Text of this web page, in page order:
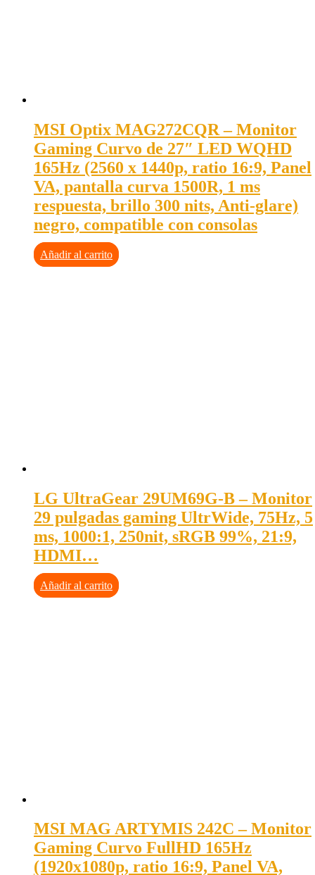
MSI Optix MAG272CQR – Monitor
Gaming Curvo de 27″ LED WQHD
165Hz (2560 x 1440p, ratio 16:9, Panel
VA, pantalla curva 1500R, 1 ms
respuesta, brillo 300 nits, Anti-glare)
negro, compatible con consolas
Añadir al carrito
LG UltraGear 29UM69G-B – Monitor
29 pulgadas gaming UltrWide, 75Hz, 5
ms, 1000:1, 250nit, sRGB 99%, 21:9,
HDMI…
Añadir al carrito
MSI MAG ARTYMIS 242C – Monitor
Gaming Curvo FullHD 165Hz
(1920x1080p, ratio 16:9, Panel VA,